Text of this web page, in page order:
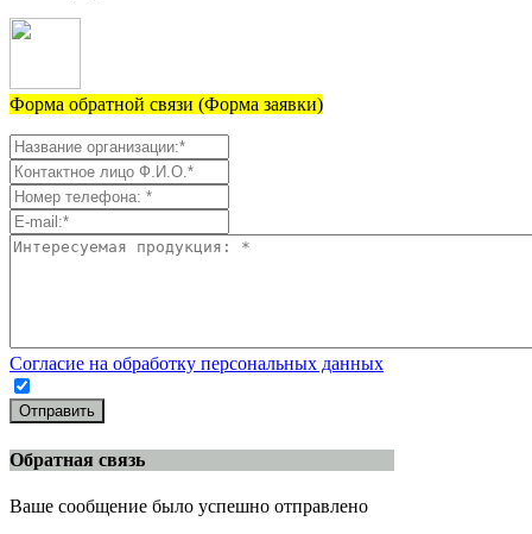
Форма обратной связи (Форма заявки)
Согласие на обработку персональных данных
Отправить
Обратная связь
Ваше сообщение было успешно отправлено